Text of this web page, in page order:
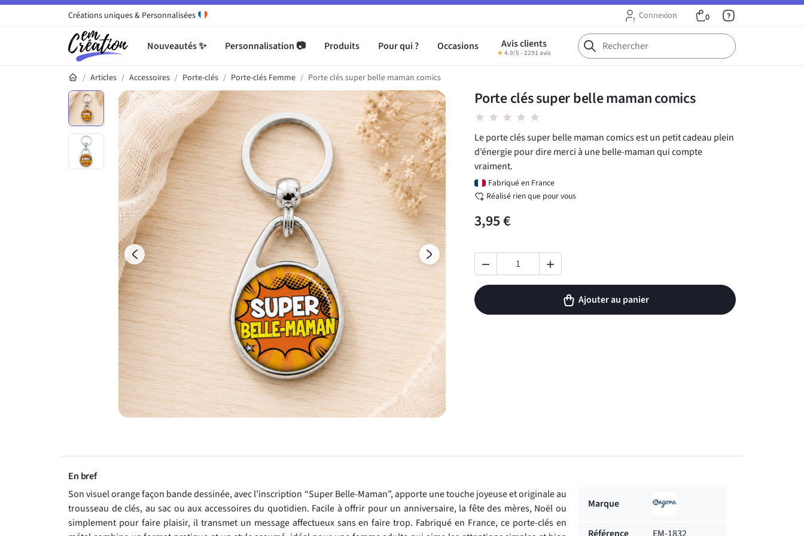
Créations uniques & Personnalisées Connexion 0
Nouveautés ✨ Personnalisation 📷 Produits Pour qui ? Occasions Avis clients
★ 4.9/5 - 2291 avis
Articles Accessoires Porte-clés Porte-clés Femme Porte clés super belle maman comics
Galerie du produit
Précédent Suivant
Porte clés super belle maman comics
star star star star star
Le porte clés super belle maman comics est un petit cadeau plein
d’énergie pour dire merci à une belle-maman qui compte
vraiment.
Fabriqué en France
Réalisé rien que pour vous
3,95 €
 
Ajouter au panier
En bref
Son visuel orange façon bande dessinée, avec l’inscription “Super Belle-Maman”, apporte une touche joyeuse et originale au
trousseau de clés, au sac ou aux accessoires du quotidien. Facile à offrir pour un anniversaire, la fête des mères, Noël ou
simplement pour faire plaisir, il transmet un message affectueux sans en faire trop. Fabriqué en France, ce porte-clés en
Marque